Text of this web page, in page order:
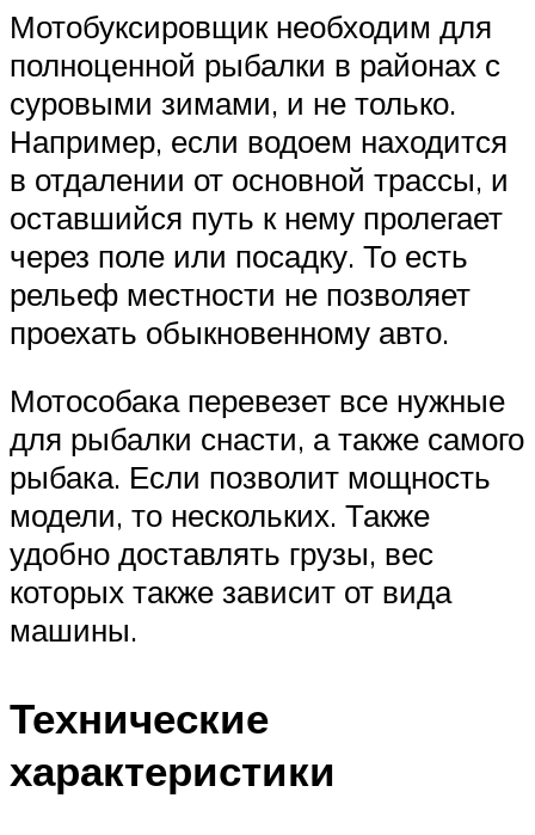
Мотобуксировщик необходим для
полноценной рыбалки в районах с
суровыми зимами, и не только.
Например, если водоем находится
в отдалении от основной трассы, и
оставшийся путь к нему пролегает
через поле или посадку. То есть
рельеф местности не позволяет
проехать обыкновенному авто.
Мотособака перевезет все нужные
для рыбалки снасти, а также самого
рыбака. Если позволит мощность
модели, то нескольких. Также
удобно доставлять грузы, вес
которых также зависит от вида
машины.
Технические
характеристики